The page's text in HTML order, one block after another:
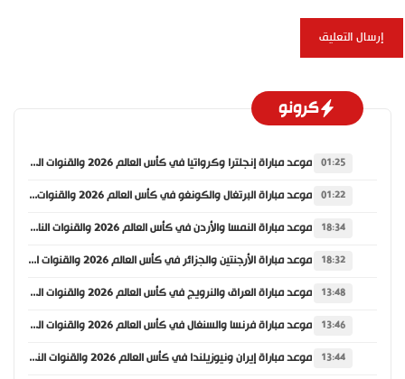
كرونو
01:25 موعد مباراة إنجلترا وكرواتيا في كأس العالم 2026 والقنوات الناقلة
01:22 موعد مباراة البرتغال والكونغو في كأس العالم 2026 والقنوات الناقلة
18:34 موعد مباراة النمسا والأردن في كأس العالم 2026 والقنوات الناقلة
18:32 موعد مباراة الأرجنتين والجزائر في كأس العالم 2026 والقنوات الناقلة
13:48 موعد مباراة العراق والنرويج في كأس العالم 2026 والقنوات الناقلة
13:46 موعد مباراة فرنسا والسنغال في كأس العالم 2026 والقنوات الناقلة
13:44 موعد مباراة إيران ونيوزيلندا في كأس العالم 2026 والقنوات الناقلة